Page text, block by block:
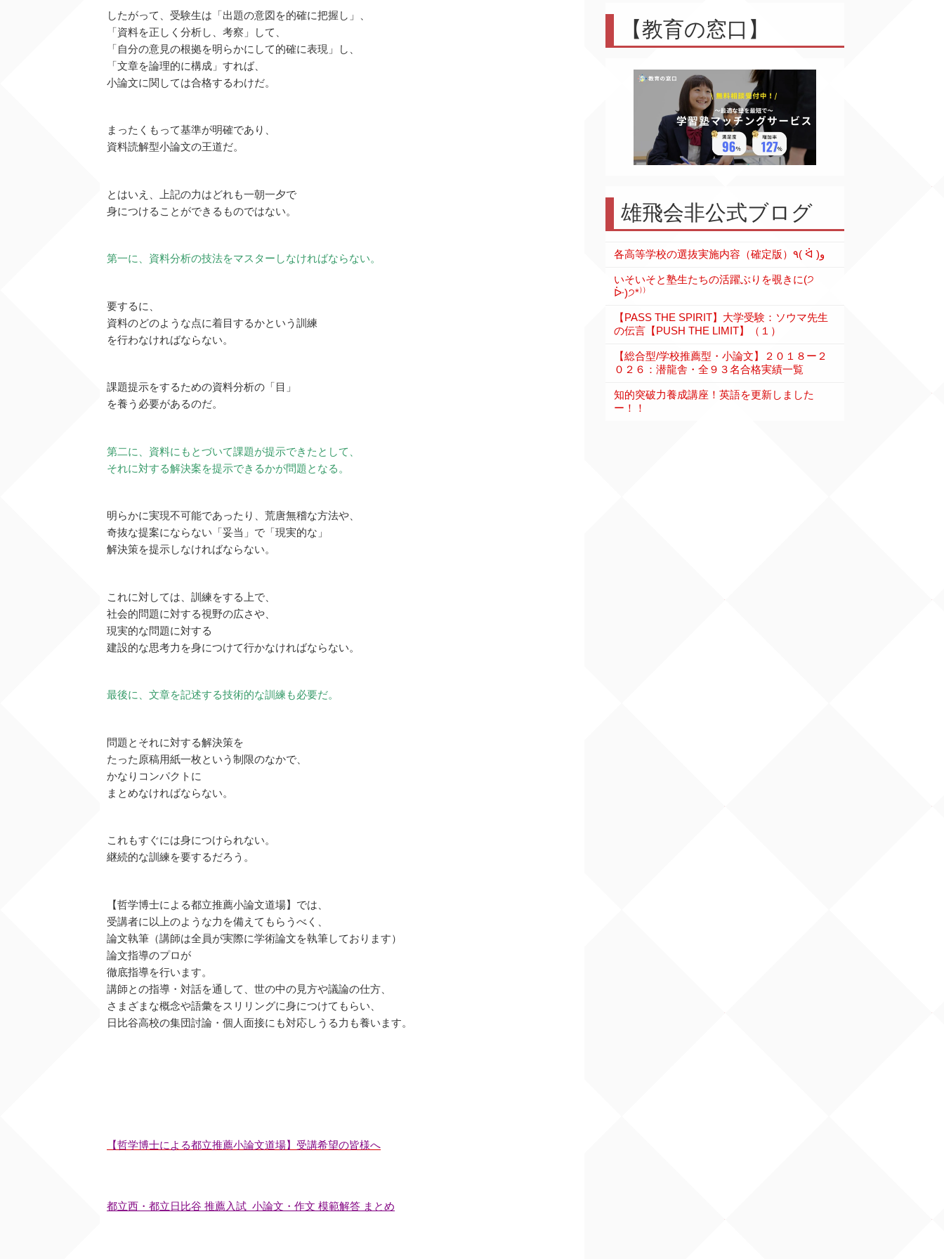
したがって、受験生は「出題の意図を的確に把握し」、
「資料を正しく分析し、考察」して、
「自分の意見の根拠を明らかにして的確に表現」し、
「文章を論理的に構成」すれば、
小論文に関しては合格するわけだ。
まったくもって基準が明確であり、
資料読解型小論文の王道だ。
とはいえ、上記の力はどれも一朝一夕で
身につけることができるものではない。
第一に、資料分析の技法をマスターしなければならない。
要するに、
資料のどのような点に着目するかという訓練
を行わなければならない。
課題提示をするための資料分析の「目」
を養う必要があるのだ。
第二に、資料にもとづいて課題が提示できたとして、
それに対する解決案を提示できるかが問題となる。
明らかに実現不可能であったり、荒唐無稽な方法や、
奇抜な提案にならない「妥当」で「現実的な」
解決策を提示しなければならない。
これに対しては、訓練をする上で、
社会的問題に対する視野の広さや、
現実的な問題に対する
建設的な思考力を身につけて行かなければならない。
最後に、文章を記述する技術的な訓練も必要だ。
問題とそれに対する解決策を
たった原稿用紙一枚という制限のなかで、
かなりコンパクトに
まとめなければならない。
これもすぐには身につけられない。
継続的な訓練を要するだろう。
【哲学博士による都立推薦小論文道場】では、
受講者に以上のような力を備えてもらうべく、
論文執筆（講師は全員が実際に学術論文を執筆しております）
論文指導のプロが
徹底指導を行います。
講師との指導・対話を通して、世の中の見方や議論の仕方、
さまざまな概念や語彙をスリリングに身につけてもらい、
日比谷高校の集団討論・個人面接にも対応しうる力も養います。
【哲学博士による都立推薦小論文道場】受講希望の皆様へ
都立西・都立日比谷 推薦入試 小論文・作文 模範解答 まとめ
【教育の窓口】
雄飛会非公式ブログ
各高等学校の選抜実施内容（確定版）٩( ᐛ )و
いそいそと塾生たちの活躍ぶりを覗きに(੭
ᐕ)੭*⁾⁾
【PASS THE SPIRIT】大学受験：ソウマ先生
の伝言【PUSH THE LIMIT】（１）
【総合型/学校推薦型・小論文】２０１８ー２
０２６：潜龍舎・全９３名合格実績一覧
知的突破力養成講座！英語を更新しました
ー！！